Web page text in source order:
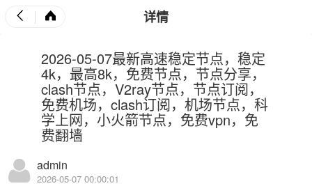
详情
2026-05-07最新高速稳定节点，稳定
4k，最高8k，免费节点，节点分享，
clash节点，V2ray节点，节点订阅，
免费机场，clash订阅，机场节点，科
学上网，小火箭节点，免费vpn，免
费翻墙
admin
2026-05-07 00:00:01